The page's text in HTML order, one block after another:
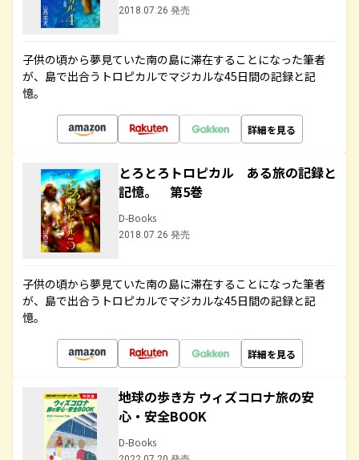
2018.07.26 発売
子供の頃から夢見ていた南の島に滞在することになった筆者
が、島で出合うトロピカルでマジカルな45日間の記録と記
憶。
詳細を見る
とろとろトロピカル ある旅の記録と
記憶。 第5巻
D-Books
2018.07.26 発売
子供の頃から夢見ていた南の島に滞在することになった筆者
が、島で出合うトロピカルでマジカルな45日間の記録と記
憶。
詳細を見る
地球の歩き方 ウィズコロナ旅の安
心・安全BOOK
D-Books